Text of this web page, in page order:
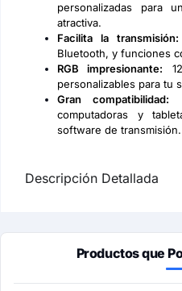
personalizadas para
atractiva.
Facilita la transmisión:
Bluetooth, y funciones
RGB impresionante:
personalizables para tu
Gran compatibilidad:
computadoras y
software de transmisión.
Descripción Detallada
Productos que